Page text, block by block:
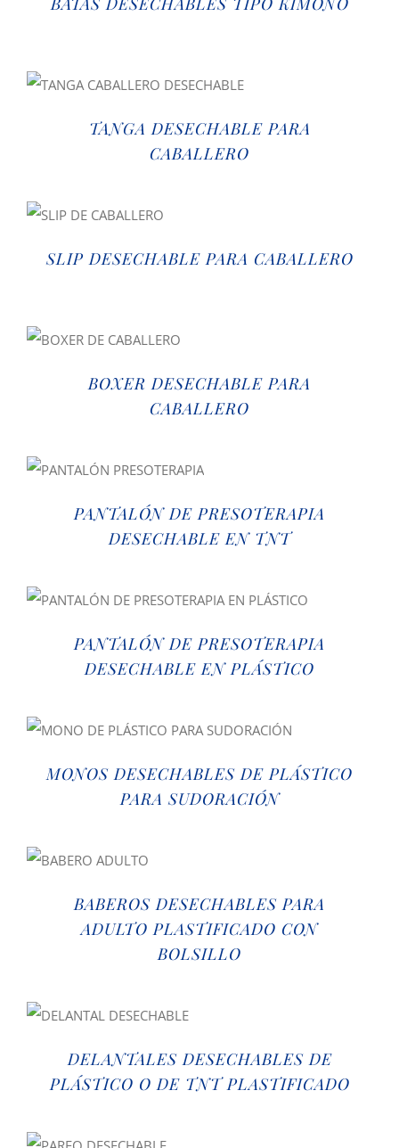
TANGA DESECHABLE PARA
CABALLERO
SLIP DESECHABLE PARA CABALLERO
BOXER DESECHABLE PARA
CABALLERO
PANTALÓN DE PRESOTERAPIA
DESECHABLE EN TNT
PANTALÓN DE PRESOTERAPIA
DESECHABLE EN PLÁSTICO
MONOS DESECHABLES DE PLÁSTICO
PARA SUDORACIÓN
BABEROS DESECHABLES PARA
ADULTO PLASTIFICADO CON
BOLSILLO
DELANTALES DESECHABLES DE
PLÁSTICO O DE TNT PLASTIFICADO